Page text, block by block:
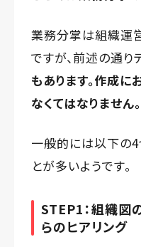
業務分掌は組織運
ですが、前述の通り
もあります。作成
なくてはなりません。
一般的には以下の4
とが多いようです。
STEP1：組織図
らのヒアリング